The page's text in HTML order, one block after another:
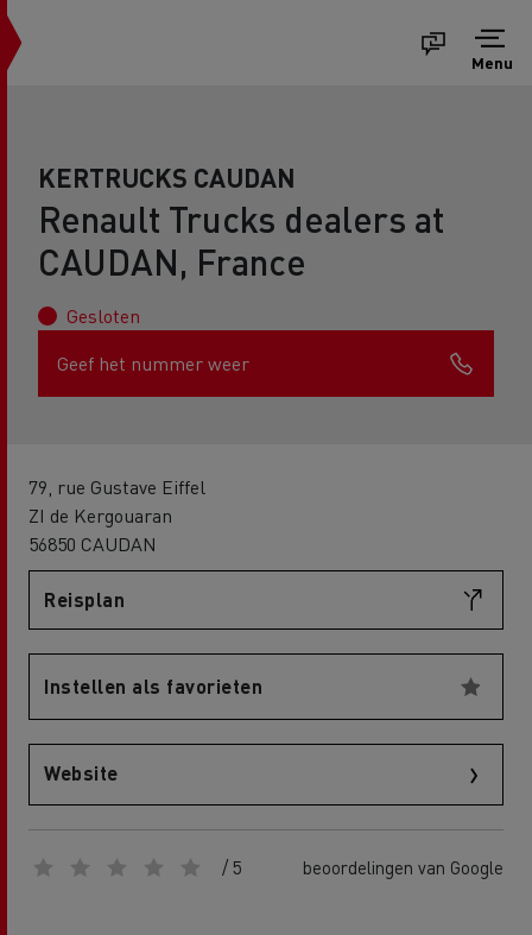
Menu
KERTRUCKS CAUDAN
Renault Trucks dealers at
CAUDAN, France
Gesloten
Geef het nummer weer
79, rue Gustave Eiffel
ZI de Kergouaran
56850 CAUDAN
Reisplan
Instellen als favorieten
Website
/ 5 beoordelingen van Google